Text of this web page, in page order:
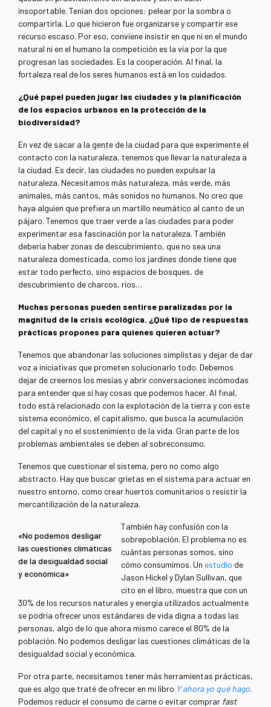
insoportable. Tenían dos opciones: pelear por la sombra o
compartirla. Lo que hicieron fue organizarse y compartir ese
recurso escaso. Por eso, conviene insistir en que ni en el mundo
natural ni en el humano la competición es la vía por la que
progresan las sociedades. Es la cooperación. Al final, la
fortaleza real de los seres humanos está en los cuidados.
¿Qué papel pueden jugar las ciudades y la planificación
de los espacios urbanos en la protección de la
biodiversidad?
En vez de sacar a la gente de la ciudad para que experimente el
contacto con la naturaleza, tenemos que llevar la naturaleza a
la ciudad. Es decir, las ciudades no pueden expulsar la
naturaleza. Necesitamos más naturaleza, más verde, más
animales, más cantos, más sonidos no humanos. No creo que
haya alguien que prefiera un martillo neumático al canto de un
pájaro. Tenemos que traer verde a las ciudades para poder
experimentar esa fascinación por la naturaleza. También
debería haber zonas de descubrimiento, que no sea una
naturaleza domesticada, como los jardines donde tiene que
estar todo perfecto, sino espacios de bosques, de
descubrimiento de charcos, ríos…
Muchas personas pueden sentirse paralizadas por la
magnitud de la crisis ecológica. ¿Qué tipo de respuestas
prácticas propones para quienes quieren actuar?
Tenemos que abandonar las soluciones simplistas y dejar de dar
voz a iniciativas que prometen solucionarlo todo. Debemos
dejar de creernos los mesías y abrir conversaciones incómodas
para entender que sí hay cosas que podemos hacer. Al final,
todo está relacionado con la explotación de la tierra y con este
sistema económico, el capitalismo, que busca la acumulación
del capital y no el sostenimiento de la vida. Gran parte de los
problemas ambientales se deben al sobreconsumo.
Tenemos que cuestionar el sistema, pero no como algo
abstracto. Hay que buscar grietas en el sistema para actuar en
nuestro entorno, como crear huertos comunitarios o resistir la
mercantilización de la naturaleza.
«No podemos desligar
las cuestiones climáticas
de la desigualdad social
y económica»
También hay confusión con la
sobrepoblación. El problema no es
cuántas personas somos, sino
cómo consumimos. Un estudio de
Jason Hickel y Dylan Sullivan, que
cito en el libro, muestra que con un
30% de los recursos naturales y energía utilizados actualmente
se podría ofrecer unos estándares de vida digna a todas las
personas, algo de lo que ahora mismo carece el 80% de la
población. No podemos desligar las cuestiones climáticas de la
desigualdad social y económica.
Por otra parte, necesitamos tener más herramientas prácticas,
que es algo que traté de ofrecer en mi libro Y ahora yo qué hago.
Podemos reducir el consumo de carne o evitar comprar fast